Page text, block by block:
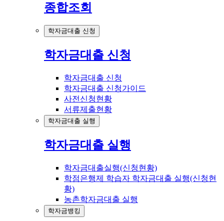
종합조회
학자금대출 신청
학자금대출 신청
학자금대출 신청
학자금대출 신청가이드
사전신청현황
서류제출현황
학자금대출 실행
학자금대출 실행
학자금대출실행(신청현황)
학점은행제 학습자 학자금대출 실행(신청현
황)
농촌학자금대출 실행
학자금뱅킹